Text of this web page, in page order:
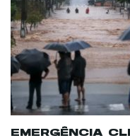
EMERGÊNCIA